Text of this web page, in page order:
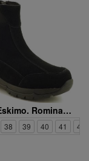
Kängor Eskimo. Romina dubbar 3220913
38 39 40 41 42